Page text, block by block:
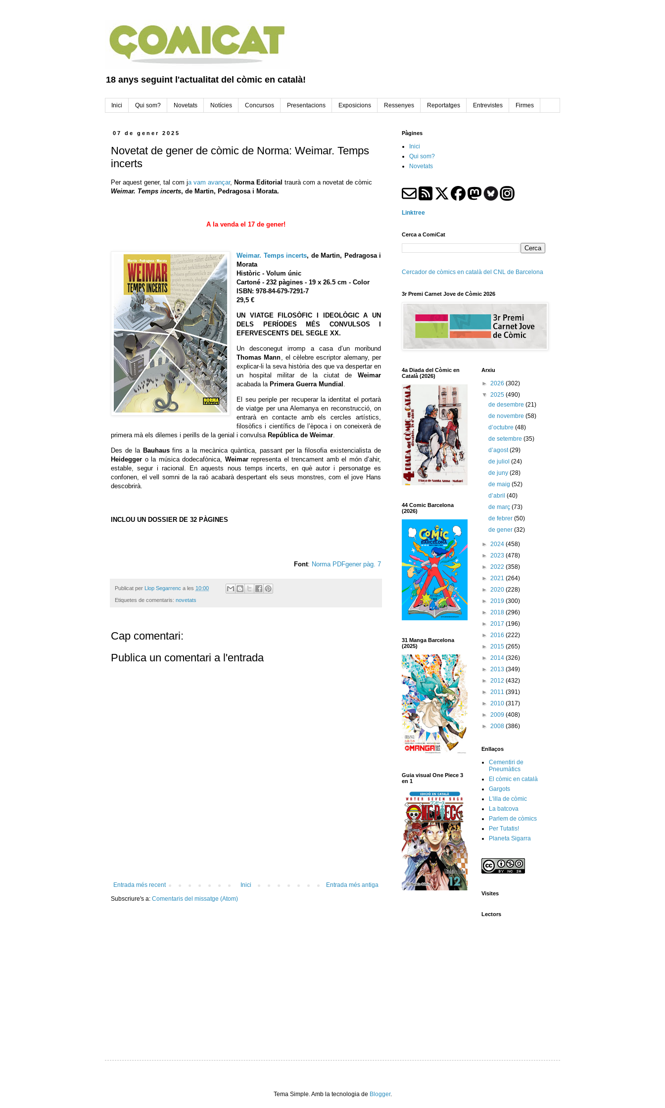
18 anys seguint l'actualitat del còmic en català!
Inici Qui som? Novetats Notícies Concursos Presentacions Exposicions Ressenyes Reportatges Entrevistes Firmes
07 de gener 2025
Novetat de gener de còmic de Norma: Weimar. Temps
incerts
Per aquest gener, tal com ja vam avançar, Norma Editorial traurà com a novetat de còmic
Weimar. Temps incerts, de Martin, Pedragosa i Morata.
A la venda el 17 de gener!
Weimar. Temps incerts, de Martin, Pedragosa i
Morata
Històric - Volum únic
Cartoné - 232 pàgines - 19 x 26.5 cm - Color
ISBN:978-84-679-7291-7
29,5 €
UN VIATGE FILOSÒFIC I IDEOLÒGIC A UN
DELS PERÍODES MÉS CONVULSOS I
EFERVESCENTS DEL SEGLE XX.
Un desconegut irromp a casa d’un moribund
Thomas Mann, el cèlebre escriptor alemany, per
explicar-li la seva història des que va despertar en
un hospital militar de la ciutat de Weimar
acabada la Primera Guerra Mundial .
El seu periple per recuperar la identitat el portarà
de viatge per una Alemanya en reconstrucció, on
entrarà en contacte amb els cercles artístics,
filosòfics i científics de l’època i on coneixerà de
primera mà els dilemes i perills de la genial i convulsa República de Weimar.
Des de la Bauhausfins a la mecànica quàntica, passant per la filosofia existencialista de
Heidegger o la música dodecafònica, Weimarrepresenta el trencament amb el món d’ahir,
estable, segur i racional. En aquests nous temps incerts, en què autor i personatge es
confonen, el vell somni de la raó acabarà despertant els seus monstres, com el jove Hans
descobrirà.
INCLOU UN DOSSIER DE 32 PÀGINES
Font: Norma PDFgener pàg. 7
Publicat per Llop Segarrenc a les 10:00
Etiquetes de comentaris: novetats
Cap comentari:
Publica un comentari a l'entrada
Entrada més recent Entrada més antiga
Inici
Subscriure's a: Comentaris del missatge (Atom)
Pàgines
Inici
Qui som?
Novetats
Linktree
Cerca a ComiCat
Cercador de còmics en català del CNL de Barcelona
3r Premi Carnet Jove de Còmic 2026
4a Diada del Còmic en
Català (2026)
44 Comic Barcelona
(2026)
31 Manga Barcelona
(2025)
Guia visual One Piece 3
en 1
Arxiu
► 2026 (302)
▼ 2025 (490)
de desembre(21)
de novembre(58)
d’octubre(48)
de setembre(35)
d’agost(29)
de juliol(24)
de juny(28)
de maig(52)
d’abril(40)
de març(73)
de febrer(50)
de gener(32)
► 2024 (458)
► 2023 (478)
► 2022 (358)
► 2021 (264)
► 2020 (228)
► 2019 (300)
► 2018 (296)
► 2017 (196)
► 2016 (222)
► 2015 (265)
► 2014 (326)
► 2013 (349)
► 2012 (432)
► 2011 (391)
► 2010 (317)
► 2009 (408)
► 2008 (386)
Enllaços
Cementiri de
Pneumàtics
El còmic en català
Gargots
L'illa de còmic
La batcova
Parlem de còmics
Per Tutatis!
Planeta Sigarra
Visites
Lectors
Tema Simple. Amb la tecnologia de Blogger.